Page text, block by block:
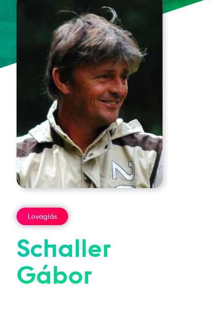
Lovaglás
Schaller
Gábor